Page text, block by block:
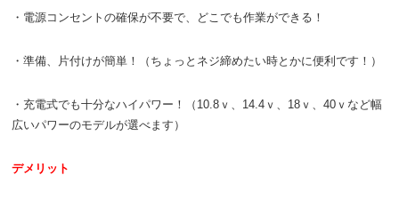
・電源コンセントの確保が不要で、どこでも作業ができる！
・準備、片付けが簡単！（ちょっとネジ締めたい時とかに便利です！）
・充電式でも十分なハイパワー！（10.8ｖ、14.4ｖ、18ｖ、40ｖなど幅
広いパワーのモデルが選べます）
デメリット